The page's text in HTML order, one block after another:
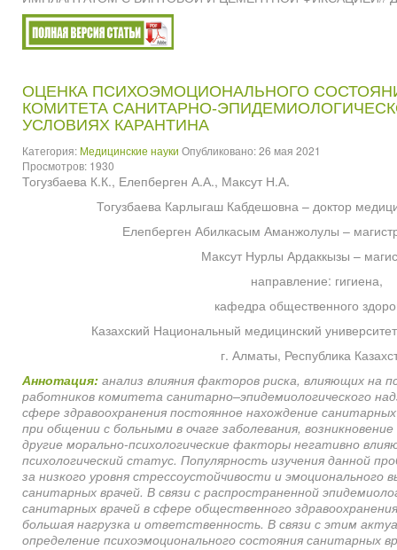
ОЦЕНКА ПСИХОЭМОЦИОНАЛЬНОГО
КОМИТЕТА САНИТАРНО-
УСЛОВИЯХ КАРАНТИНА
Категория: Медицинские науки Опубликовано: 26 мая 2021
Просмотров: 1930
Тогузбаева К.К., Елепберген А.А., Максут Н.А.
Тогузбаева Карлыгаш Кабдешовна – доктор
Елепберген Абилкасым Аманжолулы –
Максут Нурлы Ардаккызы –
направление: гигиена,
кафедра общественного
Казахский Национальный медицинский
г. Алматы, Республика
Аннотация: анализ влияния факторов риска, влияющих на
работников комитета санитарно–эпидемиологического
сфере здравоохранения постоянное нахождение
при общении с больными в очаге заболевания,
другие морально-психологические факторы негативно
психологический статус. Популярность изучения данной
за низкого уровня стрессоустойчивости и эмоционального
санитарных врачей. В связи с распространенной
санитарных врачей в сфере общественного
большая нагрузка и ответственность. В связи с этим
определение психоэмоционального состояния санитарных